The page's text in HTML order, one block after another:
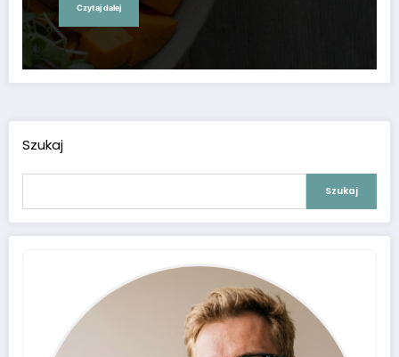
Czytaj dalej
Szukaj
Szukaj